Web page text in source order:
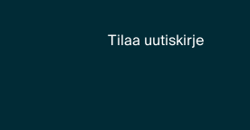
Tilaa uutiskirje